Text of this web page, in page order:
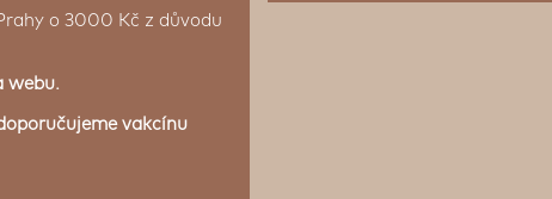
o 3000 Kč z důvodu
webu.
vakcínu